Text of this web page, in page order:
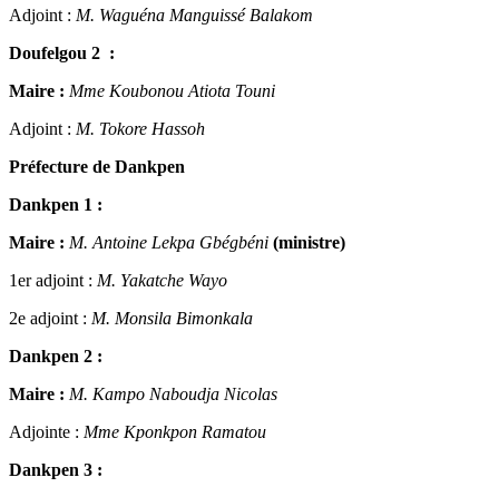
Adjoint : M. Waguéna Manguissé Balakom
Doufelgou 2 :
Maire : Mme Koubonou Atiota Touni
Adjoint : M. Tokore Hassoh
Préfecture de Dankpen
Dankpen 1 :
Maire : M. Antoine Lekpa Gbégbéni (ministre)
1er adjoint : M. Yakatche Wayo
2e adjoint : M. Monsila Bimonkala
Dankpen 2 :
Maire : M. Kampo Naboudja Nicolas
Adjointe : Mme Kponkpon Ramatou
Dankpen 3 :